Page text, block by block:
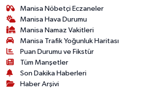
Manisa Nöbetçi Eczaneler
Manisa Hava Durumu
Manisa Namaz Vakitleri
Manisa Trafik Yoğunluk Haritası
Puan Durumu ve Fikstür
Tüm Manşetler
Son Dakika Haberleri
Haber Arşivi